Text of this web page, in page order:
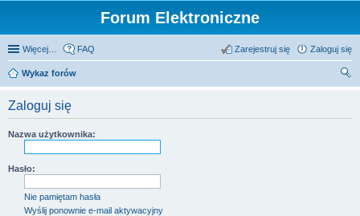
Forum Elektroniczne
Więcej… FAQ Zaloguj się
Zarejestruj się
Wykaz forów
Zaloguj się
Nazwa użytkownika:
Hasło:
Nie pamiętam hasła
Wyślij ponownie e-mail aktywacyjny